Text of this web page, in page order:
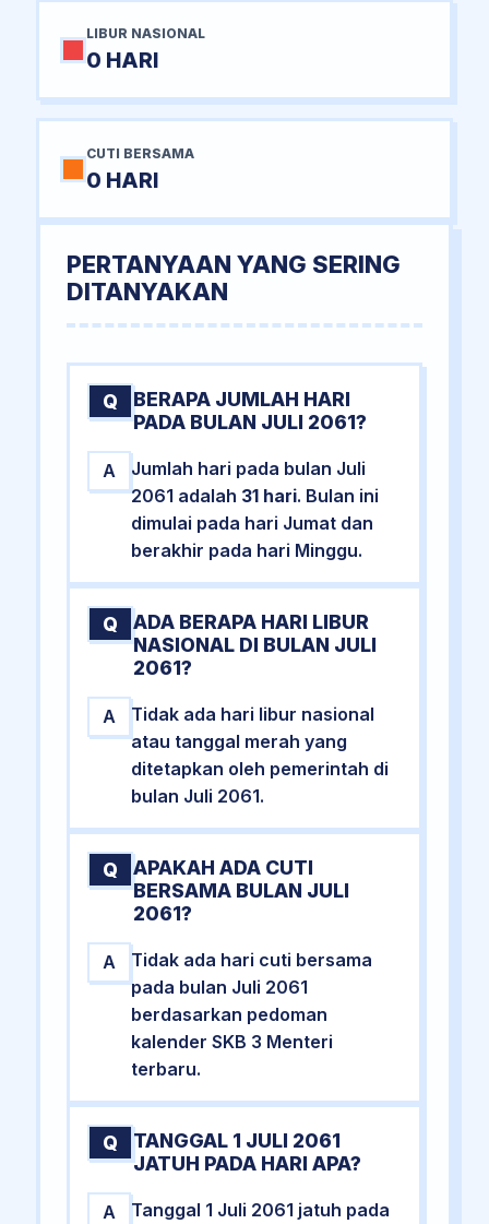
LIBUR NASIONAL
0 HARI
CUTI BERSAMA
0 HARI
PERTANYAAN YANG SERING
DITANYAKAN
Q
BERAPA JUMLAH HARI
PADA BULAN JULI 2061?
A
Jumlah hari pada bulan Juli
2061 adalah 31 hari. Bulan ini
dimulai pada hari Jumat dan
berakhir pada hari Minggu.
Q
ADA BERAPA HARI LIBUR
NASIONAL DI BULAN JULI
2061?
A
Tidak ada hari libur nasional
atau tanggal merah yang
ditetapkan oleh pemerintah di
bulan Juli 2061.
Q
APAKAH ADA CUTI
BERSAMA BULAN JULI
2061?
A
Tidak ada hari cuti bersama
pada bulan Juli 2061
berdasarkan pedoman
kalender SKB 3 Menteri
terbaru.
Q
TANGGAL 1 JULI 2061
JATUH PADA HARI APA?
A
Tanggal 1 Juli 2061 jatuh pada